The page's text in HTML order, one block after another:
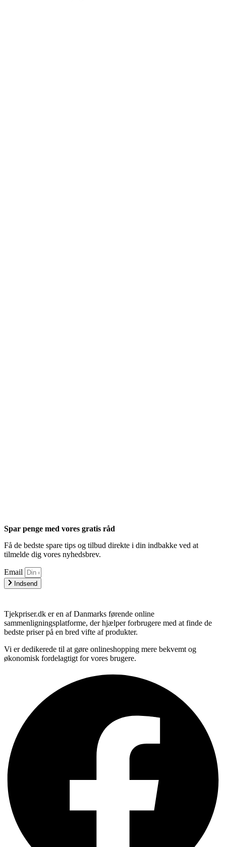
Spar penge med vores gratis råd
Få de bedste spare tips og tilbud direkte i din indbakke ved at
tilmelde dig vores nyhedsbrev.
Email
Indsend
Tjekpriser.dk er en af Danmarks førende online
sammenligningsplatforme, der hjælper forbrugere med at finde de
bedste priser på en bred vifte af produkter.
Vi er dedikerede til at gøre onlineshopping mere bekvemt og
økonomisk fordelagtigt for vores brugere.